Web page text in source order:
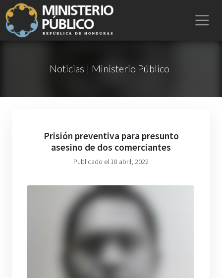
Noticias | Ministerio Público
Prisión preventiva para presunto
asesino de dos comerciantes
Publicado el 18 abril, 2022